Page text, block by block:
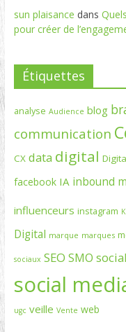
sun plaisance dans
pour créer de
Étiquettes
analyse Audience blog
communication
CX data digital
facebook IA inbound
influenceurs instagram
Digital marque marques
sociaux SEO SMO
social
ugc veille Vente web